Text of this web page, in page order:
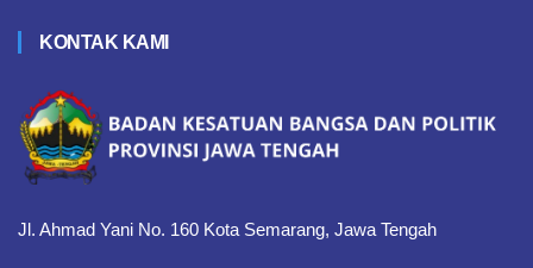
KONTAK KAMI
Jl. Ahmad Yani No. 160 Kota Semarang, Jawa Tengah